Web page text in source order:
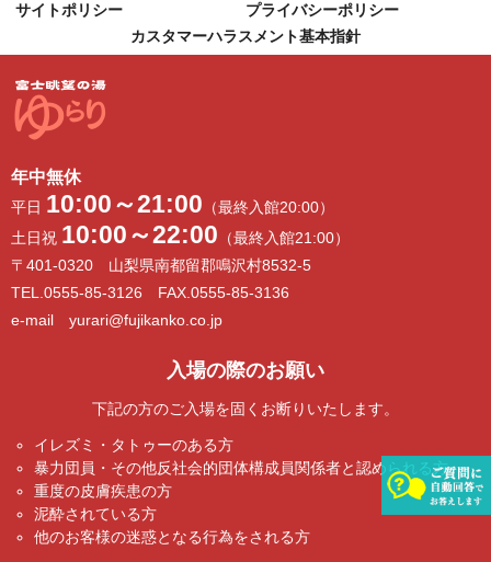
サイトポリシー
プライバシーポリシー
カスタマーハラスメント基本指針
年中無休
平日 10:00～21:00 （最終入館20:00）
土日祝 10:00～22:00 （最終入館21:00）
〒401-0320 山梨県南都留郡鳴沢村8532-5
TEL.0555-85-3126 FAX.0555-85-3136
e-mail yurari@fujikanko.co.jp
入場の際のお願い
下記の方のご入場を固くお断りいたします。
イレズミ・タトゥーのある方
暴力団員・その他反社会的団体構成員関係者と認められる方
重度の皮膚疾患の方
泥酔されている方
他のお客様の迷惑となる行為をされる方